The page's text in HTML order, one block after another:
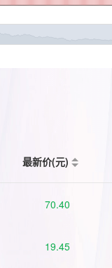
最新价(元)
70.40
19.45